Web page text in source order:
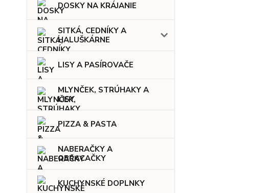
DOSKY NA KRÁJANIE
SITKÁ, CEDNÍKY A
HALUŠKÁRNE
LISY A PASÍROVAČE
MLYNČEK, STRÚHAKY A
LISY
PIZZA & PASTA
NABERAČKY A
OBRACAČKY
KUCHYNSKÉ DOPLNKY